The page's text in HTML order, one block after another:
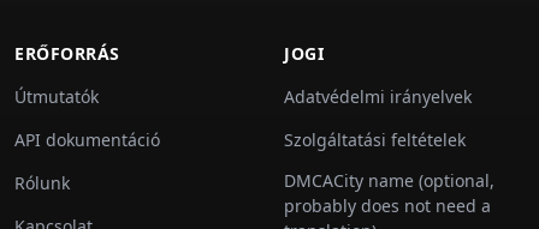
ERŐFORRÁS
Útmutatók
API dokumentáció
Rólunk
JOGI
Adatvédelmi irányelvek
Szolgáltatási feltételek
DMCACity name (optional,
probably does not need a